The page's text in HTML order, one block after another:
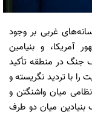
غربی بر وجود
آمریکا، و بنیامین
جنگ در منطقه تأکید
را با تردید نگریسته و
میان واشنگتن و
میان دو طرف